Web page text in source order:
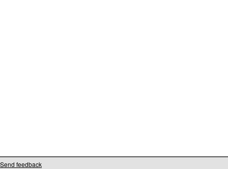
Send feedback